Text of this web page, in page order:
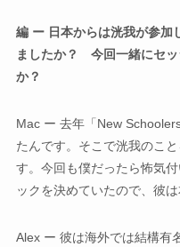
編 ー 日本からは洸我が参加
ましたか？ 今回一緒にセッ
か？
Mac ー 去年「New
たんです。そこで洸我のこ
す。今回も僕だったら怖気
ックを決めていたので、彼
Alex ー 彼は海外では結構有